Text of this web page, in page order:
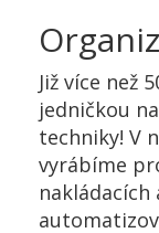
Již více než
jedničkou
techniky! V
vyrábíme
nakládacích